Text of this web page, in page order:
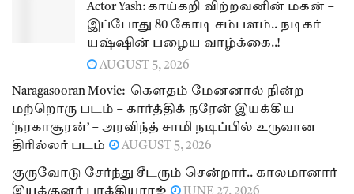
Actor Yash: காய்கறி விற்றவனின் மகன் –
இப்போது 80 கோடி சம்பளம்.. நடிகர்
யஷ்ஷின் பழைய வாழ்க்கை..!
AUGUST 5, 2026
Naragasooran Movie: கௌதம் மேனனால் நின்ற
மற்றொரு படம் – கார்த்திக் நரேன் இயக்கிய
‘நரகாசூரன்’ – அரவிந்த் சாமி நடிப்பில் உருவான
திரில்லர் படம்
AUGUST 5, 2026
குருவோடு சேர்ந்து சீடரும் சென்றார்.. காலமானார்